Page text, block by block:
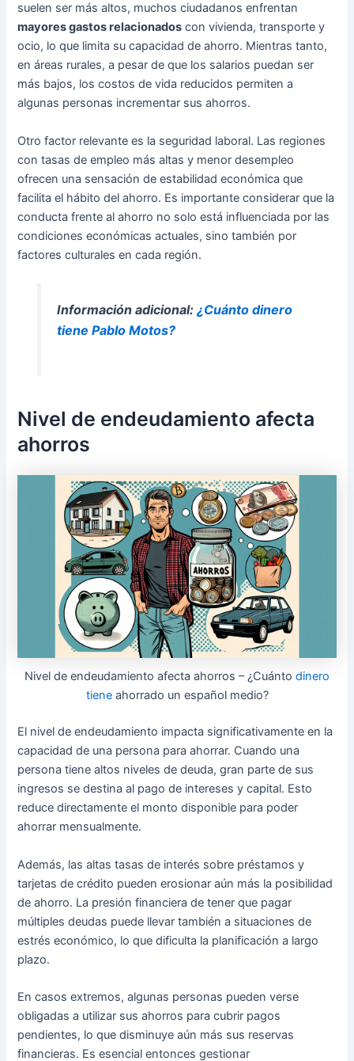
suelen ser más altos, muchos ciudadanos enfrentan
mayores gastos relacionados con vivienda, transporte y
ocio, lo que limita su capacidad de ahorro. Mientras tanto,
en áreas rurales, a pesar de que los salarios puedan ser
más bajos, los costos de vida reducidos permiten a
algunas personas incrementar sus ahorros.
Otro factor relevante es la seguridad laboral. Las regiones
con tasas de empleo más altas y menor desempleo
ofrecen una sensación de estabilidad económica que
facilita el hábito del ahorro. Es importante considerar que la
conducta frente al ahorro no solo está influenciada por las
condiciones económicas actuales, sino también por
factores culturales en cada región.
Información adicional: ¿Cuánto dinero
tiene Pablo Motos?
Nivel de endeudamiento afecta
ahorros
Nivel de endeudamiento afecta ahorros – ¿Cuánto dinero
tieneahorrado un español medio?
El nivel de endeudamiento impacta significativamente en la
capacidad de una persona para ahorrar. Cuando una
persona tiene altos niveles de deuda, gran parte de sus
ingresos se destina al pago de intereses y capital. Esto
reduce directamente el monto disponible para poder
ahorrar mensualmente.
Además, las altas tasas de interés sobre préstamos y
tarjetas de crédito pueden erosionar aún más la posibilidad
de ahorro. La presión financiera de tener que pagar
múltiples deudas puede llevar también a situaciones de
estrés económico, lo que dificulta la planificación a largo
plazo.
En casos extremos, algunas personas pueden verse
obligadas a utilizar sus ahorros para cubrir pagos
pendientes, lo que disminuye aún más sus reservas
financieras. Es esencial entonces gestionar